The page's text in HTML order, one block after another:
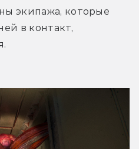
экипажа, которые
в контакт,